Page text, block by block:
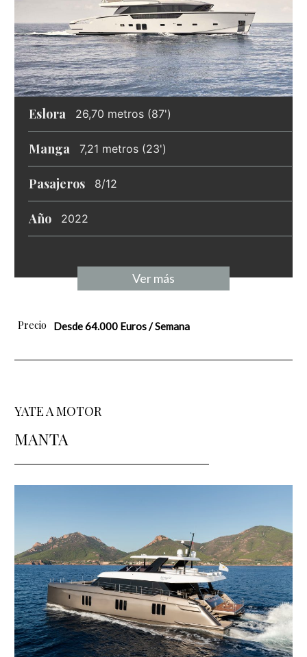
Eslora 26,70 metros (87')
Manga 7,21 metros (23')
Pasajeros 8/12
Año 2022
Ver más
Precio Desde 64.000 Euros / Semana
YATE A MOTOR
MANTA